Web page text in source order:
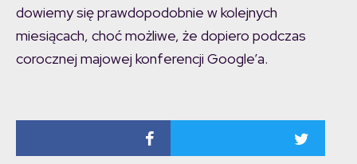
dowiemy się prawdopodobnie w kolejnych
miesiącach, choć możliwe, że dopiero podczas
corocznej majowej konferencji Google’a.